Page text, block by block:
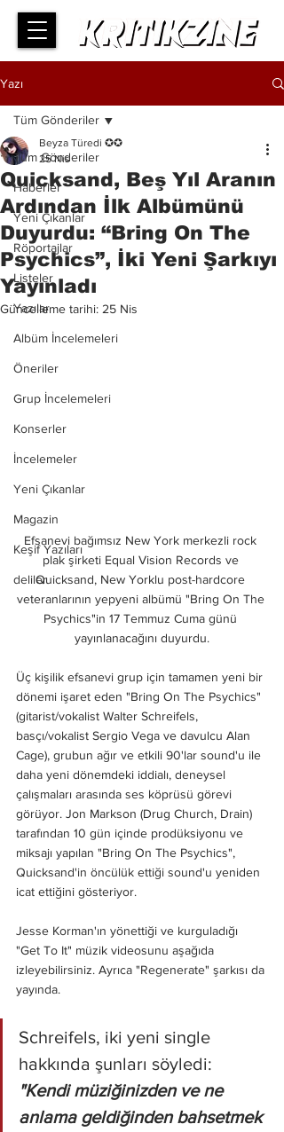
Yazı
Tüm Gönderiler
Haberler
Yeni Çıkanlar
Röportajlar
Listeler
Yazılar
Albüm İncelemeleri
Öneriler
Grup İncelemeleri
Konserler
İncelemeler
Yeni Çıkanlar
Magazin
Keşif Yazıları
deliler
Tüm Gönderiler
Quicksand, Beş Yıl Aranın
Ardından İlk Albümünü
Duyurdu: “Bring On The
Psychics”, İki Yeni Şarkıyı
Yayınladı
Beyza Türedi ✪✪
25 Nis
Güncelleme tarihi: 25 Nis
Efsanevi bağımsız New York merkezli rock
plak şirketi Equal Vision Records ve
Quicksand, New Yorklu post-hardcore
veteranlarının yepyeni albümü "Bring On The
Psychics"in 17 Temmuz Cuma günü
yayınlanacağını duyurdu.
Üç kişilik efsanevi grup için tamamen yeni bir
dönemi işaret eden "Bring On The Psychics"
(gitarist/vokalist Walter Schreifels,
basçı/vokalist Sergio Vega ve davulcu Alan
Cage), grubun ağır ve etkili 90'lar sound'u ile
daha yeni dönemdeki iddialı, deneysel
çalışmaları arasında ses köprüsü görevi
görüyor. Jon Markson (Drug Church, Drain)
tarafından 10 gün içinde prodüksiyonu ve
miksajı yapılan "Bring On The Psychics",
Quicksand'in öncülük ettiği sound'u yeniden
icat ettiğini gösteriyor.
Jesse Korman'ın yönettiği ve kurguladığı
"Get To It" müzik videosunu aşağıda
izleyebilirsiniz. Ayrıca "Regenerate" şarkısı da
yayında.
Schreifels, iki yeni single
hakkında şunları söyledi:
"Kendi müziğinizden ve ne
anlama geldiğinden bahsetmek